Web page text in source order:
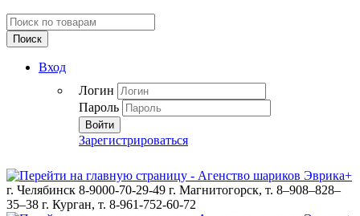
Поиск
Вход
Логин
Пароль
Войти
Зарегистрироваться
г. Челябинск 8-9000-70-29-49 г. Магнитогорск, т. 8–908–828–
35–38 г. Курган, т. 8-961-752-60-72